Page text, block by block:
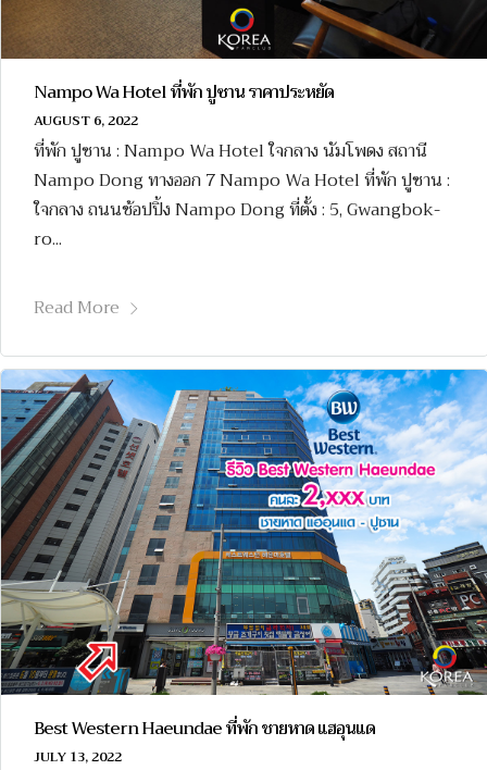
Nampo Wa Hotel ที่พัก ปูซาน ราคาประหยัด
AUGUST 6, 2022
ที่พัก ปูซาน : Nampo Wa Hotel ใจกลาง นัมโพดง สถานี
Nampo Dong ทางออก 7 Nampo Wa Hotel ที่พัก ปูซาน :
ใจกลาง ถนนช้อปปิ้ง Nampo Dong ที่ตั้ง : 5, Gwangbok-
ro...
Read More
Best Western Haeundae ที่พัก ชายหาด แฮอุนแด
JULY 13, 2022